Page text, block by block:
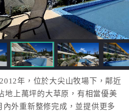
年，位於大尖山牧場下，鄰近
地上萬坪的大草原，有相當優美
外重新整修完成，並提供更多